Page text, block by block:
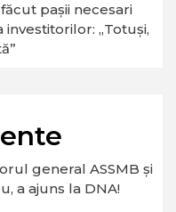
pașii necesari
„Totuși,
general ASSMB și
a ajuns la DNA!